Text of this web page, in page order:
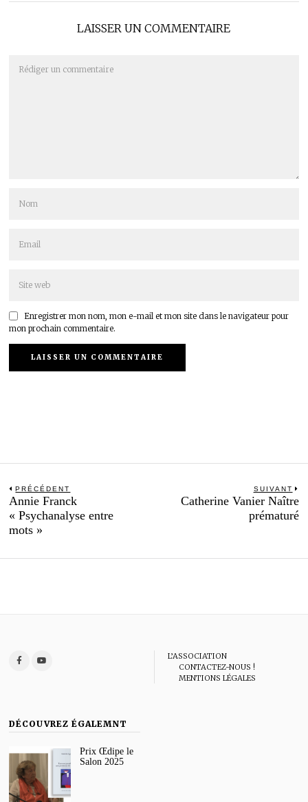
LAISSER UN COMMENTAIRE
Enregistrer mon nom, mon e-mail et mon site dans le navigateur pour
mon prochain commentaire.
Navigation
de
l’article
PRÉCÉDENT
Previous
post:
Annie Franck
« Psychanalyse entre
mots »
SUIVANT
Catherine Vanier Naître
prématuré
L’ASSOCIATION
CONTACTEZ-NOUS !
MENTIONS LÉGALES
DÉCOUVREZ ÉGALEMNT
Prix Œdipe le
Salon 2025